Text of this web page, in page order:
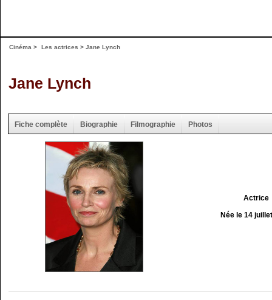
Cinéma > Les actrices > Jane Lynch
Jane Lynch
Fiche complète Biographie Filmographie Photos
Actrice
Née le 14